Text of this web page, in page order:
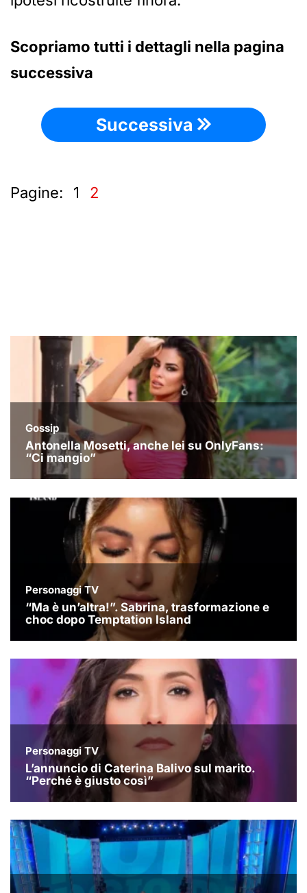
Scopriamo tutti i dettagli nella pagina
successiva
Successiva
Pagine: 1 2